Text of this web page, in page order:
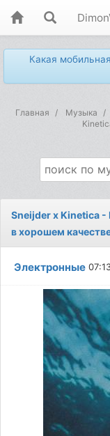
Какая
Главная Музыка
Sneijder x Kinetica -
в хорошем
Электронные